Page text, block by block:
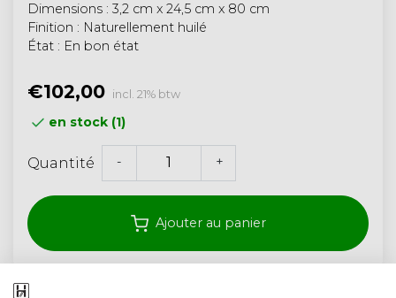
Dimensions : 3,2 cm x 24,5 cm x 80 cm
Finition : Naturellement huilé
État : En bon état
€102,00 incl. 21% btw
en stock (1)
Quantité - +
Ajouter au panier